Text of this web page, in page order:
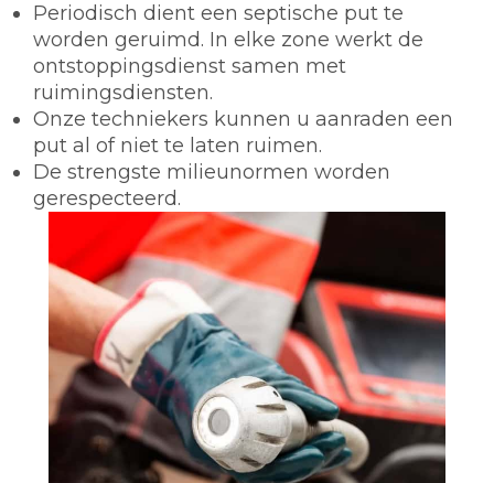
Periodisch dient een septische put te
worden geruimd. In elke zone werkt de
ontstoppingsdienst samen met
ruimingsdiensten.
Onze techniekers kunnen u aanraden een
put al of niet te laten ruimen.
De strengste milieunormen worden
gerespecteerd.